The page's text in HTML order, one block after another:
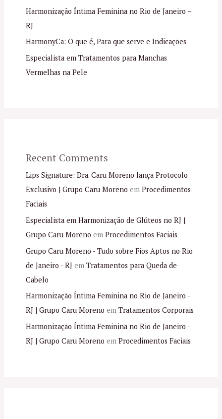
Harmonização Íntima Feminina no Rio de Janeiro –
RJ
HarmonyCa: O que é, Para que serve e Indicações
Especialista em Tratamentos para Manchas
Vermelhas na Pele
Recent Comments
Lips Signature: Dra. Caru Moreno lança Protocolo
Exclusivo | Grupo Caru Moreno em Procedimentos
Faciais
Especialista em Harmonização de Glúteos no RJ |
Grupo Caru Moreno em Procedimentos Faciais
Grupo Caru Moreno - Tudo sobre Fios Aptos no Rio
de Janeiro - RJem Tratamentos para Queda de
Cabelo
Harmonização Íntima Feminina no Rio de Janeiro -
RJ | Grupo Caru Moreno em Tratamentos Corporais
Harmonização Íntima Feminina no Rio de Janeiro -
RJ | Grupo Caru Moreno em Procedimentos Faciais